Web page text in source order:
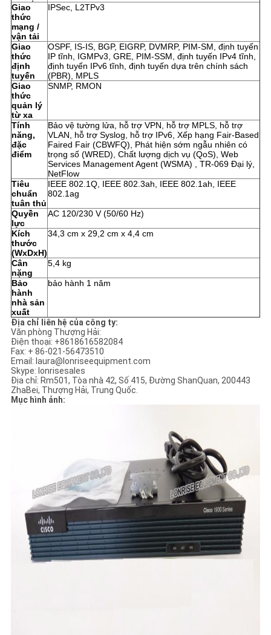
Giao
thức
mạng /
vận tải
IPSec, L2TPv3
Giao
thức
định
tuyến
OSPF, IS-IS, BGP, EIGRP, DVMRP, PIM-SM, định tuyến
IP tĩnh, IGMPv3, GRE, PIM-SSM, định tuyến IPv4 tĩnh,
định tuyến IPv6 tĩnh, định tuyến dựa trên chính sách
(PBR), MPLS
Giao
thức
quản lý
từ xa
SNMP, RMON
Tính
năng,
đặc
điểm
Bảo vệ tường lửa, hỗ trợ VPN, hỗ trợ MPLS, hỗ trợ
VLAN, hỗ trợ Syslog, hỗ trợ IPv6, Xếp hạng Fair-Based
Faired Fair (CBWFQ), Phát hiện sớm ngẫu nhiên có
trọng số (WRED), Chất lượng dịch vụ (QoS), Web
Services Management Agent (WSMA) , TR-069 Đại lý,
NetFlow
Tiêu
chuẩn
tuân thủ
IEEE 802.1Q, IEEE 802.3ah, IEEE 802.1ah, IEEE
802.1ag
Quyền
lực
AC 120/230 V (50/60 Hz)
Kích
thước
(WxDxH)
34,3 cm x 29,2 cm x 4,4 cm
Cân
nặng
5,4 kg
Bảo
hành
nhà sản
xuất
bảo hành 1 năm
Địa chỉ liên hệ của công ty:
Văn phòng Thượng Hải:
Điện thoại: +8618616582084
Fax: + 86-021-56473510
Email: laura@lonriseequipment.com
Skype: lonrisesales
Địa chỉ: Rm501, Tòa nhà 42, Số 415, Đường ShanQuan, 200443
ZhaBei, Thượng Hải, Trung Quốc.
Mục hình ảnh: